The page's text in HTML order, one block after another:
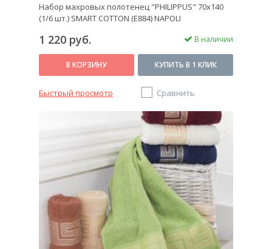
Набор махровых полотенец "PHILIPPUS" 70х140
(1/6 шт.) SMART COTTON (E884) NAPOLI
1 220 руб. В наличии
В КОРЗИНУ КУПИТЬ В 1 КЛИК
Быстрый просмотр Сравнить